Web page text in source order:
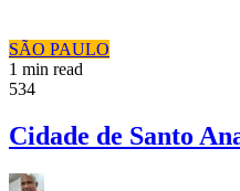
SÃO PAULO
1 min read
534
Cidade de Santo